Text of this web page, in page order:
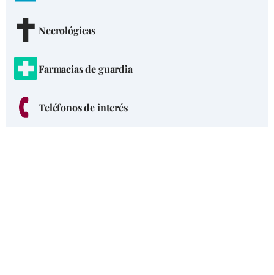
Necrológicas
Farmacias de guardia
Teléfonos de interés